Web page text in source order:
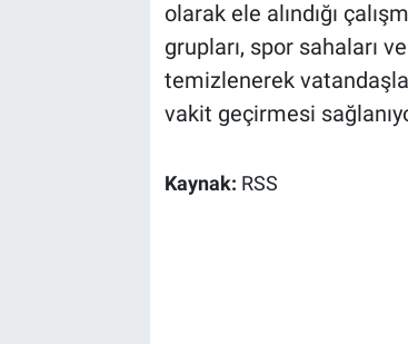
olarak ele alındığı
grupları, spor sahaları
temizlenerek
vakit geçirmesi
Kaynak: RSS